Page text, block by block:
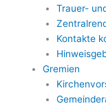
Trauer-
Kontakte
Gremien